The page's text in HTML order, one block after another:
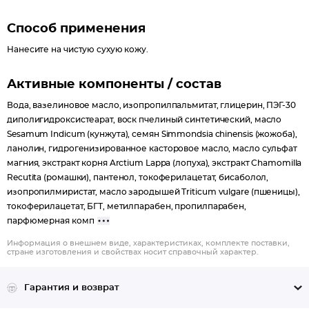
и антимикробное действие, успокаивает кожу, уменьшает
покраснения.
БЕЗ СИЛИКОНОВ И КРАСИТЕЛЕЙ.
Способ применения
Нанесите на чистую сухую кожу.
Активные компоненты / состав
Вода, вазелиновое масло, изопропилпальмитат, глицерин, ПЭГ-30
диполигидроксистеарат, воск пчелиный синтетический, масло
Sesamum Indicum (кунжута), семян Simmondsia chinensis (жожоба),
ланолин, гидрогенизированное касторовое масло, масло сульфат
магния, экстракт корня Arctium Lappa (лопуха), экстракт Chamomilla
Recutita (ромашки), пантенол, токоферилацетат, бисаболол,
изопропилмиристат, масло зародышей Triticum vulgare (пшеницы),
токоферилацетат, БГТ, метилпарабен, пропилпарабен,
парфюмерная комп
Информация о внешнем виде, характеристиках, комплекте поставки,
стране изготовления и свойствах носит справочный характер.
Гарантия и возврат